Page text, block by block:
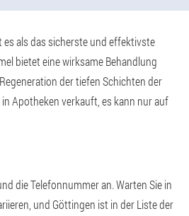
es als das sicherste und effektivste
bietet eine wirksame Behandlung
der tiefen Schichten der
Apotheken verkauft, es kann nur auf
die Telefonnummer an. Warten Sie in
und Göttingen ist in der Liste der